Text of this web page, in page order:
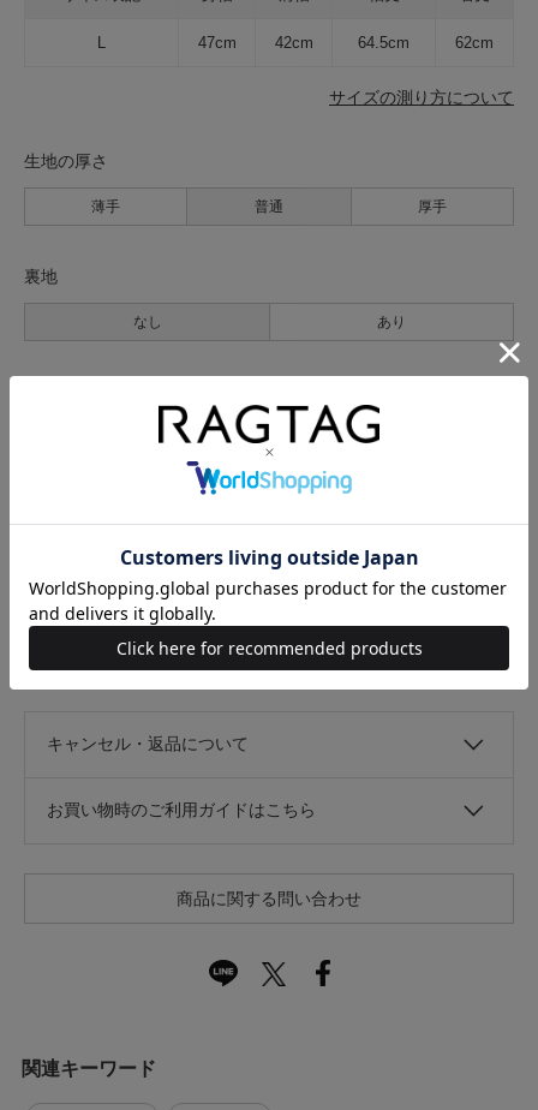
47cm 42cm 64.5cm 62cm
サイズの測り方について
生地の厚さ
薄手 普通 厚手
裏地
なし あり
あり
なし あり
光沢
なし あり
キャンセル・返品について
お買い物時のご利用ガイドはこちら
商品に関する問い合わせ
関連キーワード